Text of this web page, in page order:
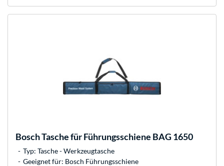
BoschTasche für Führungsschiene BAG 1650
Typ: Tasche - Werkzeugtasche
Geeignet für: Bosch Führungsschiene